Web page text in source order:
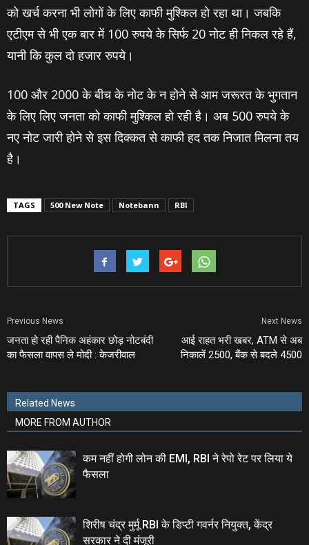
को खर्च करना भी लोगों के लिए काफी मुश्किल हो रहा था। जबकि
एटीएम से भी एक बार में 100 रुपये के सिर्फ 20 नोट ही निकल रहे हैं,
यानी कि कुल दो हजार रुपये।
100 और 2000 के बीच के नोट के न होने से आम जरूरत के भुगतान
के लिए लिए जनता को काफी मुश्‍किल हो रही है। अब 500 रुपये के
नए नोट जारी होने से इस दिक्कत से काफी हद तक निजात मिलना तय
है।
TAGS 500 New Note Notebann RBI
Previous News
जनता हो रही पैनिक अहंकार छोड़ नोटबंदी
का फैसला वापस ले मोदी : केजरीवाल
Next News
आई राहत भरी खबर, ATM से अब
निकालें 2500, बैंक से बदले 4500
Related News
MORE FROM AUTHOR
कम नहीं होगी लोन की EMI, RBI ने रेपो रेट पर लिया ये
फैसला
शिरीष चंद्र मुर्मू RBI के डिप्टी गवर्नर नियुक्त, केंद्र
सरकार ने दी मंजूरी